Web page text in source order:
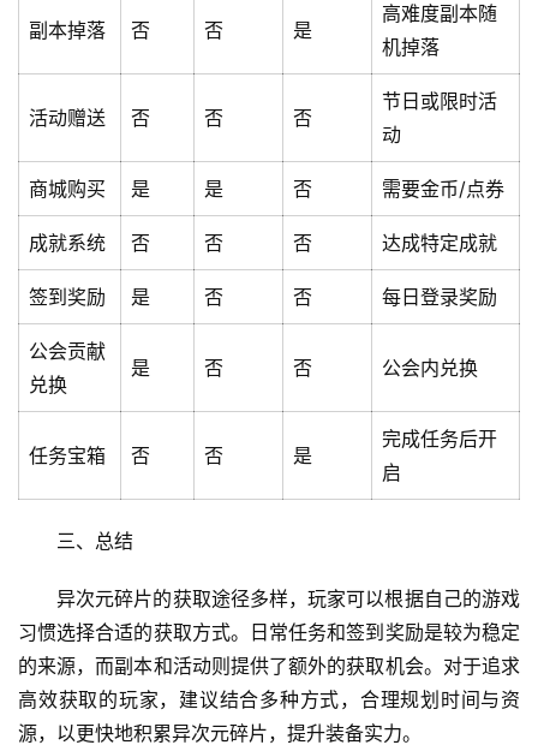
首
文
分
专
题
列
表
讯
投稿
副本掉落 否 否 是
高难度副本随
机掉落
活动赠送 否 否 否
节日或限时活
动
商城购买 是 是 否 需要金币/点券
成就系统 否 否 否 达成特定成就
签到奖励 是 否 否 每日登录奖励
公会贡献
兑换
是 否 否 公会内兑换
任务宝箱 否 否 是
完成任务后开
启
三、总结
异次元碎片的获取途径多样，玩家可以根据自己的游戏
习惯选择合适的获取方式。日常任务和签到奖励是较为稳定
的来源，而副本和活动则提供了额外的获取机会。对于追求
高效获取的玩家，建议结合多种方式，合理规划时间与资
源，以更快地积累异次元碎片，提升装备实力。